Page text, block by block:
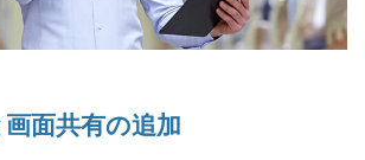
面共有の追加